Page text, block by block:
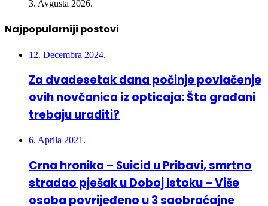
Najpopularniji postovi
12. Decembra 2024.
Za dvadesetak dana počinje povlačenje
ovih novčanica iz opticaja: Šta građani
trebaju uraditi?
6. Aprila 2021.
Crna hronika – Suicid u Pribavi, smrtno
stradao pješak u Doboj Istoku – Više
osoba povrijeđeno u 3 saobraćajne
nesreće